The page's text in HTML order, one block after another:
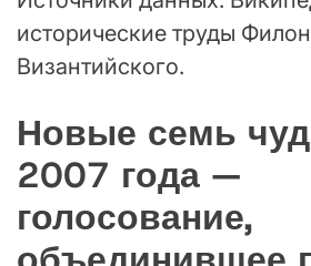
исторические труды
Византийского.
Новые семь
2007 года —
голосование,